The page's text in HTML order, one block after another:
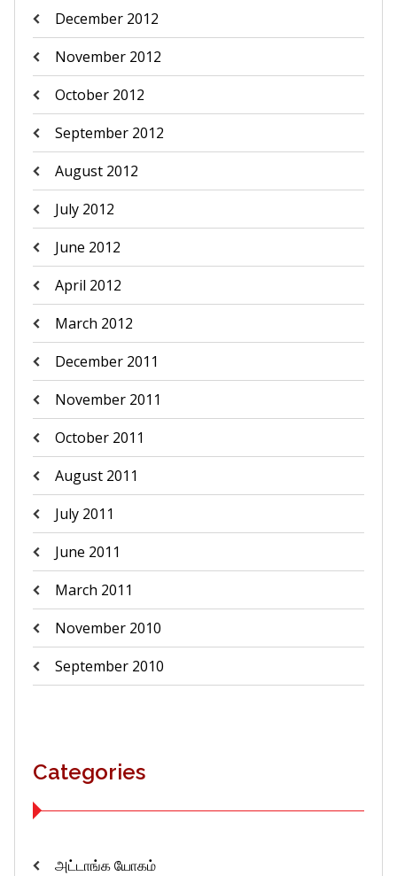
December 2012
November 2012
October 2012
September 2012
August 2012
July 2012
June 2012
April 2012
March 2012
December 2011
November 2011
October 2011
August 2011
July 2011
June 2011
March 2011
November 2010
September 2010
Categories
அட்டாங்க யோகம்